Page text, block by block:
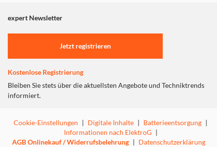
"Marketing".
Einstellungen anpassen
expert Newsletter
Jetzt registrieren
Kostenlose Registrierung
Bleiben Sie stets über die aktuellsten Angebote und Techniktrends
informiert.
Cookie-Einstellungen | Digitale Inhalte | Batterieentsorgung |
Informationen nach ElektroG |
AGB Onlinekauf / Widerrufsbelehrung | Datenschutzerklärung